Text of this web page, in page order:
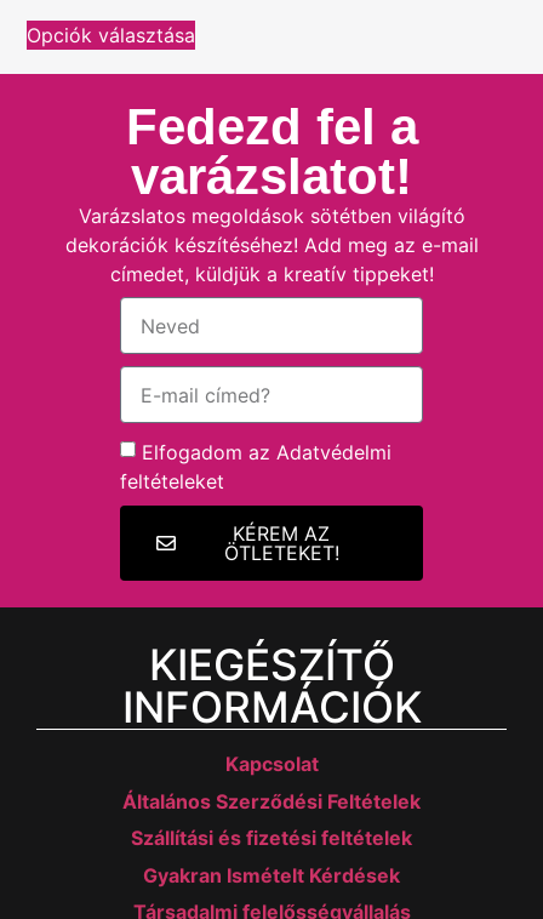
Opciók választása
Fedezd fel a
varázslatot!
Varázslatos megoldások sötétben világító
dekorációk készítéséhez! Add meg az e-mail
címedet, küldjük a kreatív tippeket!
Elfogadom az Adatvédelmi
feltételeket
KÉREM AZ
ÖTLETEKET!
KIEGÉSZÍTŐ
INFORMÁCIÓK
Kapcsolat
Általános Szerződési Feltételek
Szállítási és fizetési feltételek
Gyakran Ismételt Kérdések
Társadalmi felelősségvállalás